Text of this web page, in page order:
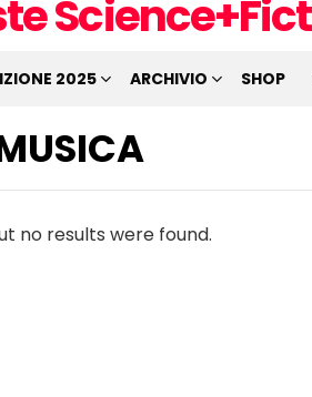
2025 ARCHIVIO SHOP
no results were found.